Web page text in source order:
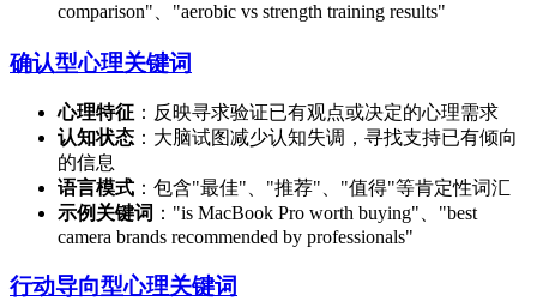
comparison"、"aerobic vs strength training results"
确认型心理关键词
心理特征 ：反映寻求验证已有观点或决定的心理需求
认知状态 ：大脑试图减少认知失调，寻找支持已有倾向
的信息
语言模式 ：包含"最佳"、"推荐"、"值得"等肯定性词汇
示例关键词 ："is MacBook Pro worth buying"、"best
camera brands recommended by professionals"
行动导向型心理关键词